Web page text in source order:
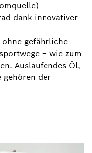
dank innovativer
gefährliche
– wie zum
Auslaufendes Öl,
gehören der